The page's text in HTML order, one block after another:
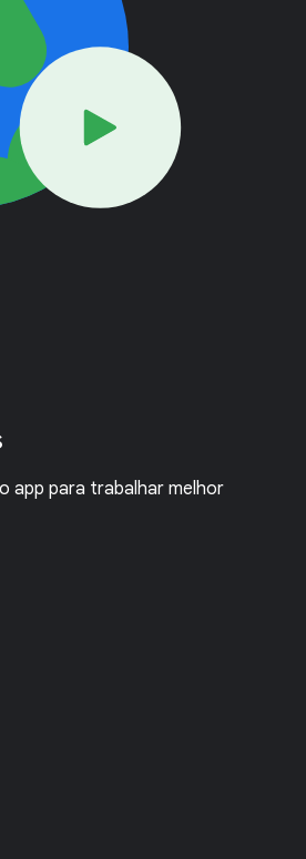
app para trabalhar melhor